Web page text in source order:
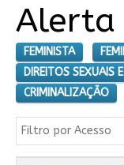
Alerta
FEMINISTA
DIREITOS SEXUAIS
CRIMINALIZAÇÃO
Filtro por Acesso